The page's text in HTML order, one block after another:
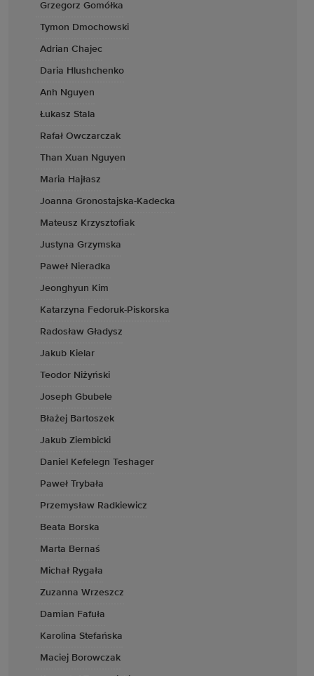
Grzegorz Gomółka
Tymon Dmochowski
Adrian Chajec
Daria Hlushchenko
Anh Nguyen
Łukasz Stala
Rafał Owczarczak
Than Xuan Nguyen
Maria Hajłasz
Joanna Gronostajska-Kadecka
Mateusz Krzysztofiak
Justyna Grzymska
Paweł Nieradka
Jeonghyun Kim
Katarzyna Fedoruk-Piskorska
Radosław Gładysz
Jakub Kielar
Teodor Niżyński
Joseph Gbubele
Błażej Bartoszek
Jakub Ziembicki
Daniel Kefelegn Teshager
Paweł Trybała
Przemysław Radkiewicz
Beata Borska
Marta Bernaś
Michał Rygała
Zuzanna Wrzeszcz
Damian Fafuła
Karolina Stefańska
Maciej Borowczak